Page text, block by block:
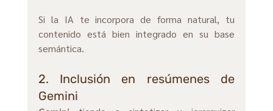
Si la IA te incorpora de forma natural, tu
contenido está bien integrado en su base
semántica.
2. Inclusión en resúmenes de
Gemini